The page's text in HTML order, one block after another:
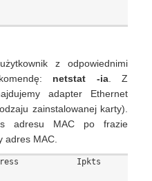
z odpowiednimi
netstat -ia. Z
adapter Ethernet
zainstalowanej karty).
adresu MAC po frazie
adres MAC.
Ipkts